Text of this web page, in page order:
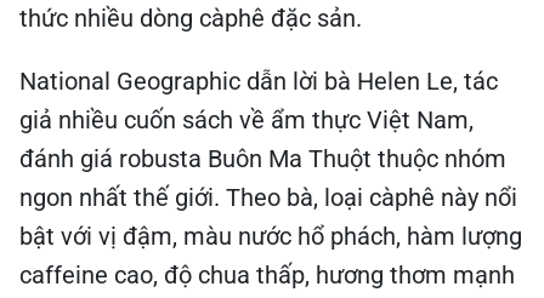
thức nhiều dòng càphê đặc sản.
National Geographic dẫn lời bà Helen Le, tác
giả nhiều cuốn sách về ẩm thực Việt Nam,
đánh giá robusta Buôn Ma Thuột thuộc nhóm
ngon nhất thế giới. Theo bà, loại càphê này nổi
bật với vị đậm, màu nước hổ phách, hàm lượng
caffeine cao, độ chua thấp, hương thơm mạnh